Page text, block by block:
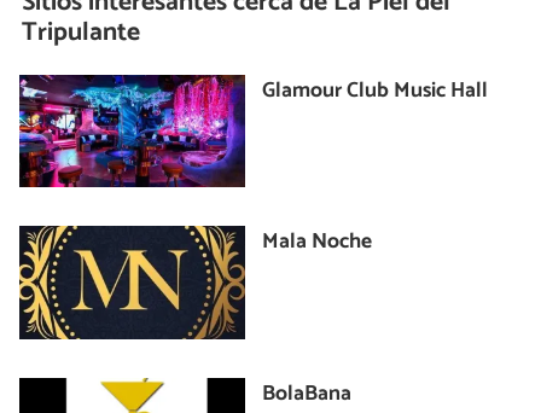
Tripulante
Glamour Club Music Hall
Mala Noche
BolaBana